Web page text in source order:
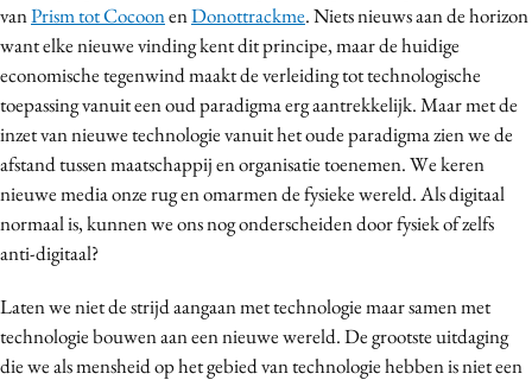
vanPrism tot CocoonenDonottrackme. Niets nieuws aan de horizon
want elke nieuwe vinding kent dit principe, maar de huidige
economische tegenwind maakt de verleiding tot technologische
toepassing vanuit een oud paradigma erg aantrekkelijk. Maar met de
inzet van nieuwe technologie vanuit het oude paradigma zien we de
afstand tussen maatschappij en organisatie toenemen. We keren
nieuwe media onze rug en omarmen de fysieke wereld. Als digitaal
normaal is, kunnen we ons nog onderscheiden door fysiek of zelfs
anti-digitaal?
Laten we niet de strijd aangaan met technologie maar samen met
technologie bouwen aan een nieuwe wereld. De grootste uitdaging
die we als mensheid op het gebied van technologie hebben is niet een